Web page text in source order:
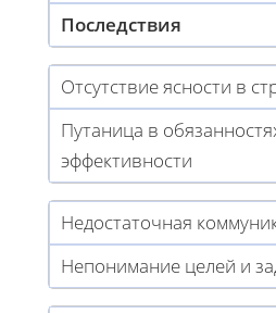
Последствия
Отсутствие ясности в
Путаница в
эффективности
Недостаточная
Непонимание целей и